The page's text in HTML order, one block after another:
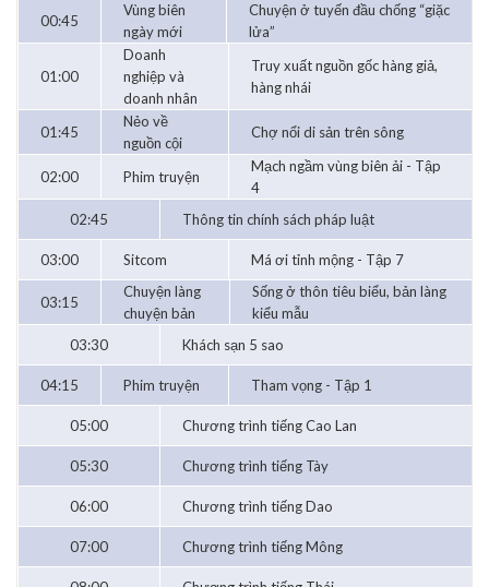
00:45
Vùng biên
ngày mới
Chuyện ở tuyến đầu chống “giặc
lửa”
01:00
Doanh
nghiệp và
doanh nhân
Truy xuất nguồn gốc hàng giả,
hàng nhái
01:45
Nẻo về
nguồn cội
Chợ nổi di sản trên sông
02:00 Phim truyện
Mạch ngầm vùng biên ải - Tập
4
02:45
Thông tin chính sách pháp luật
03:00 Sitcom Má ơi tỉnh mộng - Tập 7
03:15
Chuyện làng
chuyện bản
Sống ở thôn tiêu biểu, bản làng
kiểu mẫu
03:30
Khách sạn 5 sao
04:15 Phim truyện Tham vọng - Tập 1
05:00 Chương trình tiếng Cao Lan
05:30 Chương trình tiếng Tày
06:00 Chương trình tiếng Dao
07:00 Chương trình tiếng Mông